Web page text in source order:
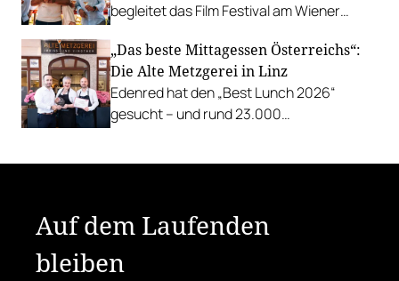
begleitet das Film Festival am Wiener
mit Cocktails, Snacks und
Veranstaltungsprogramm.
„Das beste Mittagessen Österreichs“:
Die Alte Metzgerei in Linz
Edenred hat den „Best Lunch 2026“
gesucht – und rund 23.000
Auf dem Laufenden
bleiben